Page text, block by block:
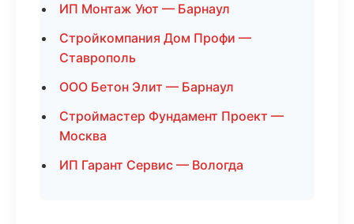
ИП Монтаж Уют — Барнаул
Стройкомпания Дом Профи —
Ставрополь
ООО Бетон Элит — Барнаул
Строймастер Фундамент Проект —
Москва
ИП Гарант Сервис — Вологда